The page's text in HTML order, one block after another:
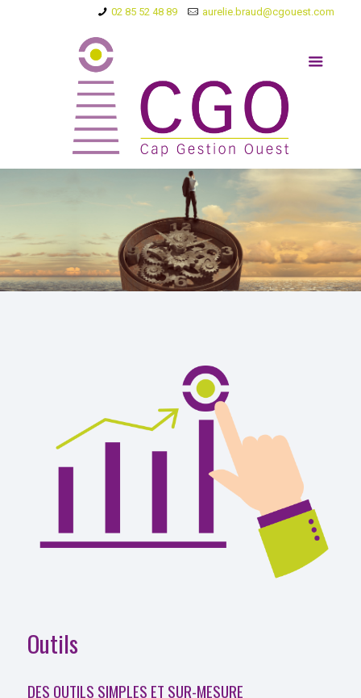
02 85 52 48 89 aurelie.braud@cgouest.com
Outils
DES OUTILS SIMPLES ET SUR-MESURE